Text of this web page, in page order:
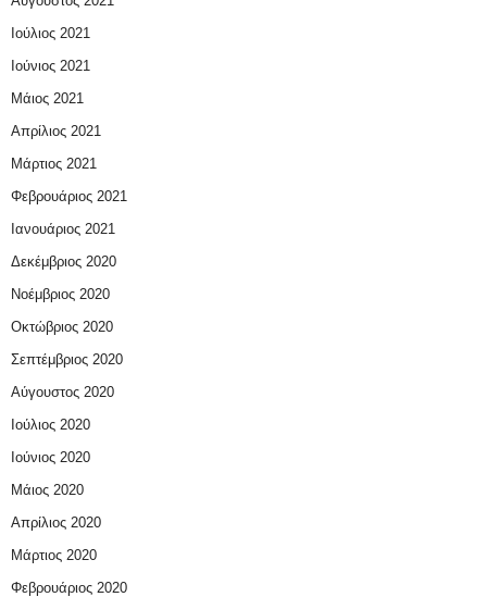
Ιούλιος 2021
Ιούνιος 2021
Μάιος 2021
Απρίλιος 2021
Μάρτιος 2021
Φεβρουάριος 2021
Ιανουάριος 2021
Δεκέμβριος 2020
Νοέμβριος 2020
Οκτώβριος 2020
Σεπτέμβριος 2020
Αύγουστος 2020
Ιούλιος 2020
Ιούνιος 2020
Μάιος 2020
Απρίλιος 2020
Μάρτιος 2020
Φεβρουάριος 2020